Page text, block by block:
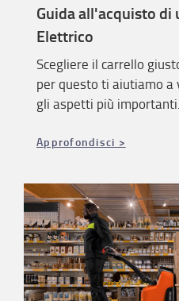
Guida all'acquisto di
Elettrico
Scegliere il carrello
per questo ti aiutiamo a
gli aspetti più importanti.
Approfondisci >